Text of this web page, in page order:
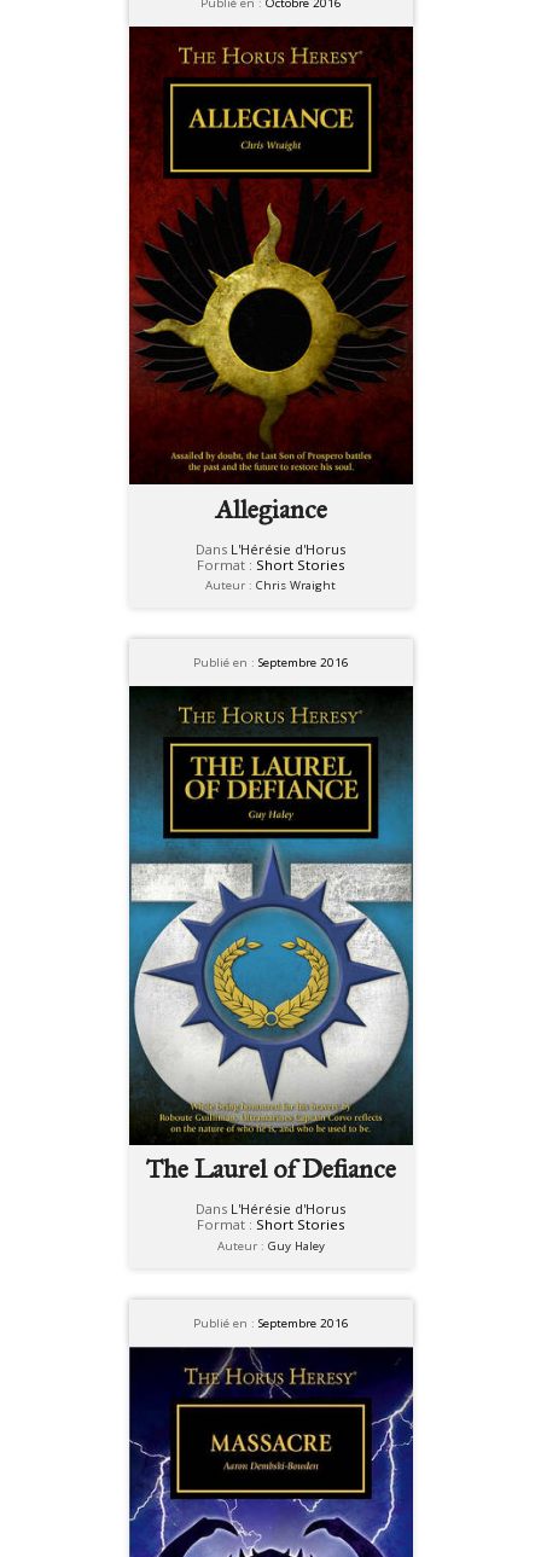
Allegiance
Dans L'Hérésie d'Horus
Format : Short Stories
Auteur : Chris Wraight
Publié en : Septembre 2016
The Laurel of Defiance
Dans L'Hérésie d'Horus
Format : Short Stories
Auteur : Guy Haley
Publié en : Septembre 2016